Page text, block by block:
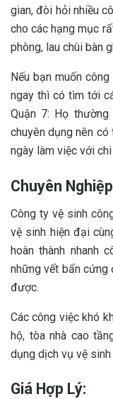
gian, đòi hỏi nhiều
cho các hạng mục
phòng, lau chùi bàn
Nếu bạn muốn
ngay thì có tìm tới
Quận 7: Họ
chuyên dụng nên có
ngày làm việc với chi
Chuyên
Công ty vệ sinh
vệ sinh hiện đại
hoàn thành nhanh
những vết bẩn cứng
được.
Các công việc khó
hộ, tòa nhà cao
dụng dịch vụ vệ
Giá Hợp Lý: